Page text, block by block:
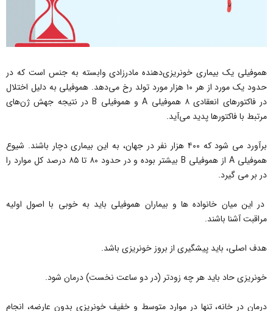
هموفیلی یک بیماری خونریزی‌دهنده مادرزادی وابسته به جنس است که در
حدود یک مورد از هر ۱۰ هزار مورد تولد رخ می‌دهد. هموفیلی به دلیل اختلال
در فاکتورهای انعقادی ۸ هموفیلی A و هموفیلی B در نتیجه جهش ژن‌های
مرتبط با فاکتورها پدید می‌آید.
برآورد می شود که ۴۰۰ هزار نفر در جهان، به این بیماری دچار باشند. شیوع
هموفیلی A از هموفیلی B بیشتر بوده و در حدود ۸۰ تا ۸۵ درصد کل موارد را
در بر می گیرد.
در این میان خانواده ها و بیماران هموفیلی باید به خوبی با اصول اولیه
مراقبت آشنا باشند.
هدف اصلی، باید پیشگیری از بروز خونریزی باشد.
خونریزی حاد باید هر چه زودتر (در دو ساعت نخست) درمان شود.
درمان در خانه، تنها در موارد متوسط و خفیف خونریزی بدون عارضه، انجام